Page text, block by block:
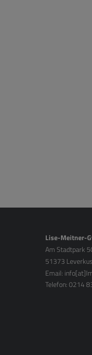
Lise-Meitner-
Am Stadtpark
51373
Email:
Telefon: 0214